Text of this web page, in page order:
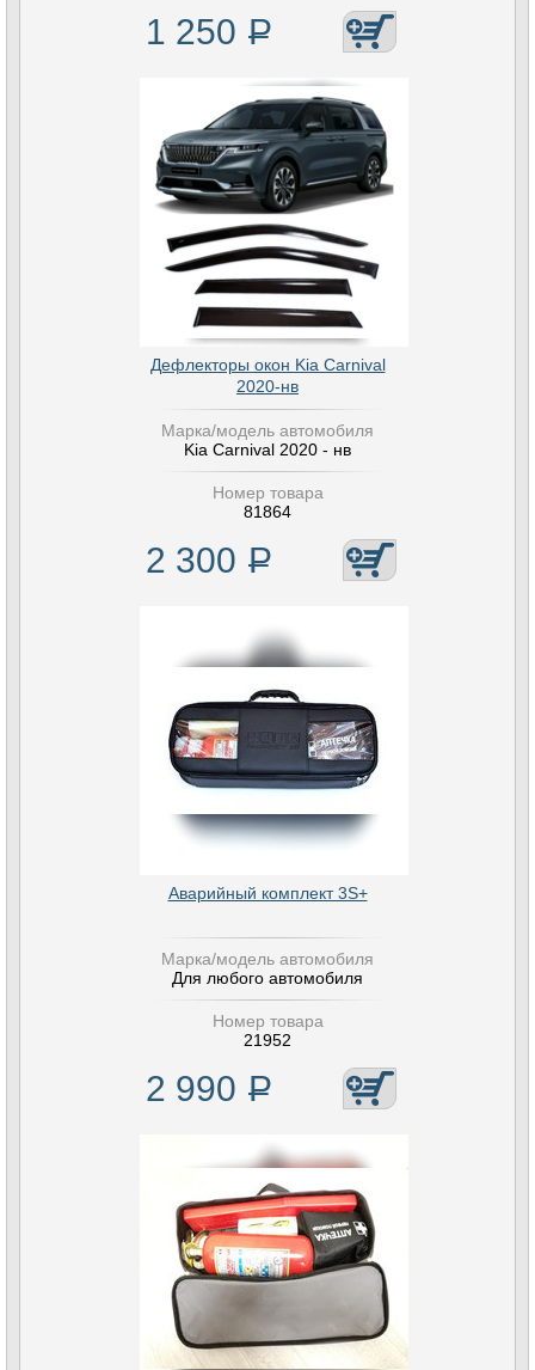
1 250 Р
Дефлекторы окон Kia Carnival
2020-нв
Марка/модель автомобиля
Kia Carnival 2020 - нв
Номер товара
81864
2 300 Р
Аварийный комплект 3S+
Марка/модель автомобиля
Для любого автомобиля
Номер товара
21952
2 990 Р